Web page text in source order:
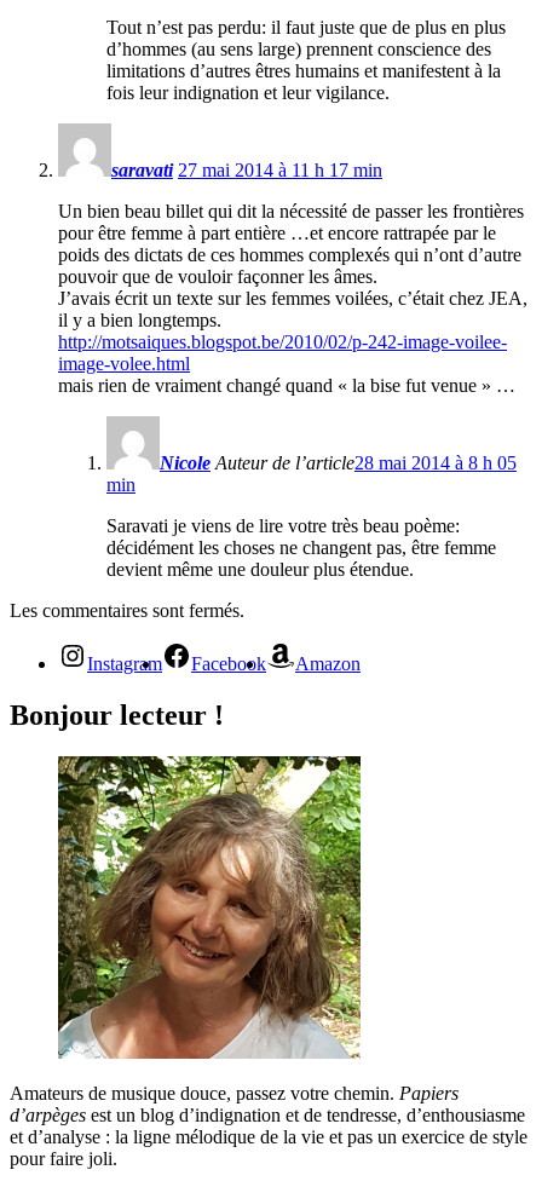
Tout n’est pas perdu: il faut juste que de plus en plus
d’hommes (au sens large) prennent conscience des
limitations d’autres êtres humains et manifestent à la
fois leur indignation et leur vigilance.
saravati 27 mai 2014 à 11 h 17 min
Un bien beau billet qui dit la nécessité de passer les frontières
pour être femme à part entière …et encore rattrapée par le
poids des dictats de ces hommes complexés qui n’ont d’autre
pouvoir que de vouloir façonner les âmes.
J’avais écrit un texte sur les femmes voilées, c’était chez JEA,
il y a bien longtemps.
http://motsaiques.blogspot.be/2010/02/p-242-image-voilee-
image-volee.html
mais rien de vraiment changé quand « la bise fut venue » …
Nicole Auteur de l’article28 mai 2014 à 8 h 05
min
Saravati je viens de lire votre très beau poème:
décidément les choses ne changent pas, être femme
devient même une douleur plus étendue.
Les commentaires sont fermés.
Instagram Facebook Amazon
Bonjour lecteur !
Amateurs de musique douce, passez votre chemin. Papiers
d’arpèges est un blog d’indignation et de tendresse, d’enthousiasme
et d’analyse : la ligne mélodique de la vie et pas un exercice de style
pour faire joli.